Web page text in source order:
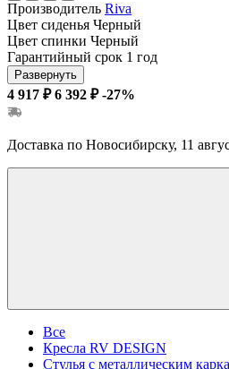
Производитель Riva
Цвет сиденья Черный
Цвет спинки Черный
Гарантийный срок 1 год
Развернуть
4 917 ₽ 6 392 ₽ -27%
Доставка по Новосибирску, 11
Все
Кресла RV DESIGN
Стулья с металлическим